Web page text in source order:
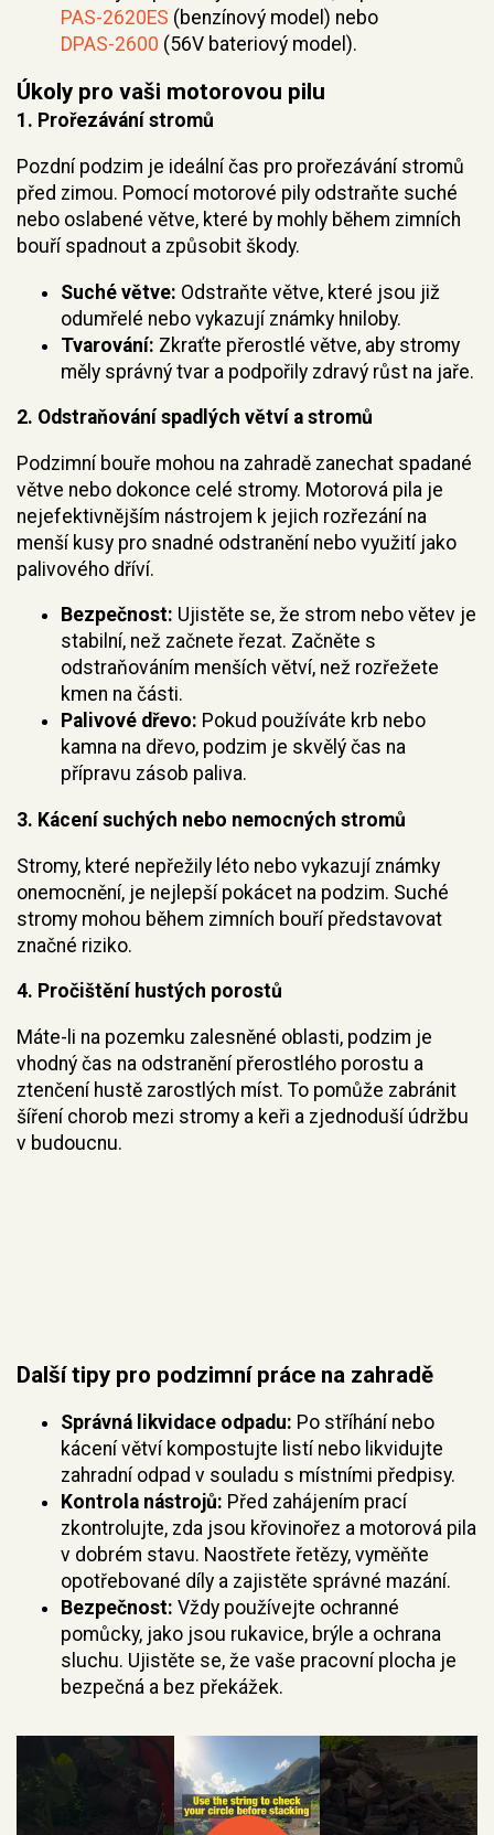
PAS-2620ES (benzínový model) nebo
DPAS-2600 (56V bateriový model).
Úkoly pro vaši motorovou pilu
1. Prořezávání stromů
Pozdní podzim je ideální čas pro prořezávání stromů
před zimou. Pomocí motorové pily odstraňte suché
nebo oslabené větve, které by mohly během zimních
bouří spadnout a způsobit škody.
Suché větve: Odstraňte větve, které jsou již
odumřelé nebo vykazují známky hniloby.
Tvarování: Zkraťte přerostlé větve, aby stromy
měly správný tvar a podpořily zdravý růst na jaře.
2. Odstraňování spadlých větví a stromů
Podzimní bouře mohou na zahradě zanechat spadané
větve nebo dokonce celé stromy. Motorová pila je
nejefektivnějším nástrojem k jejich rozřezání na
menší kusy pro snadné odstranění nebo využití jako
palivového dříví.
Bezpečnost: Ujistěte se, že strom nebo větev je
stabilní, než začnete řezat. Začněte s
odstraňováním menších větví, než rozřežete
kmen na části.
Palivové dřevo: Pokud používáte krb nebo
kamna na dřevo, podzim je skvělý čas na
přípravu zásob paliva.
3. Kácení suchých nebo nemocných stromů
Stromy, které nepřežily léto nebo vykazují známky
onemocnění, je nejlepší pokácet na podzim. Suché
stromy mohou během zimních bouří představovat
značné riziko.
4. Pročištění hustých porostů
Máte-li na pozemku zalesněné oblasti, podzim je
vhodný čas na odstranění přerostlého porostu a
ztenčení hustě zarostlých míst. To pomůže zabránit
šíření chorob mezi stromy a keři a zjednoduší údržbu
v budoucnu.
Další tipy pro podzimní práce na zahradě
Správná likvidace odpadu: Po stříhání nebo
kácení větví kompostujte listí nebo likvidujte
zahradní odpad v souladu s místními předpisy.
Kontrola nástrojů: Před zahájením prací
zkontrolujte, zda jsou křovinořez a motorová pila
v dobrém stavu. Naostřete řetězy, vyměňte
opotřebované díly a zajistěte správné mazání.
Bezpečnost: Vždy používejte ochranné
pomůcky, jako jsou rukavice, brýle a ochrana
sluchu. Ujistěte se, že vaše pracovní plocha je
bezpečná a bez překážek.